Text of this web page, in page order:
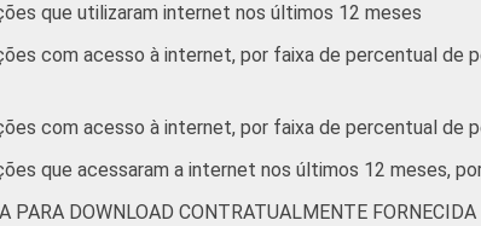
que utilizaram internet nos últimos 12 meses
com acesso à internet, por faixa de percentual de
com acesso à internet, por faixa de percentual de
que acessaram a internet nos últimos 12 meses,
PARA DOWNLOAD CONTRATUALMENTE